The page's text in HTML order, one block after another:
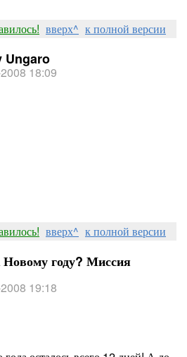
вверх^ к полной версии
Ungaro
18:09
вверх^ к полной версии
году? Миссия
19:18